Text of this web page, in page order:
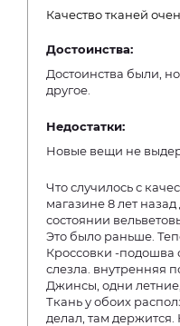
Качество тканей
Достоинства:
Достоинства были,
другое.
Недостатки:
Новые вещи не
Что случилось с качеством
магазине 8 лет
состоянии вельветовый пиджак, пальто, кардиган.
Это было раньше. Теперь же, купил год назад:
Кроссовки -подошва
слезла. внутренняя
Джинсы, одни
Ткань у обоих расползается!
делал, там